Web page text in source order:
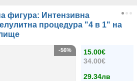
фигура: Интензивна
процедура "4 в 1" на
15.00€
34.00€
29.34лв
-56%